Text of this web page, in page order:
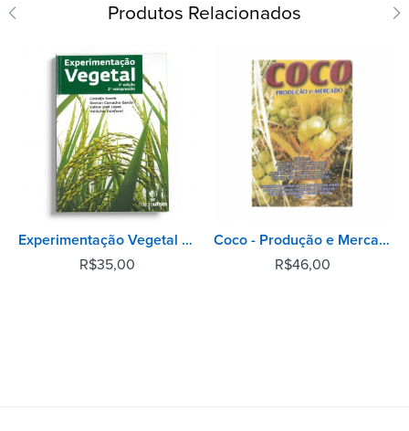
Produtos Relacionados
Experimentação Vegetal - 3ª Edição
R$35,00
Coco - Produção e Mercado
R$46,00